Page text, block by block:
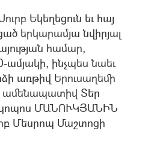
Եկեղեցուն եւ հայ
երկարամյա նվիրյալ
համար,
ամյակի, ինչպես նաեւ
առթիվ Երուսաղեմի
Տեր
ՄԱՆՈՒԿՅԱՆԻՆ
Մեսրոպ Մաշտոցի